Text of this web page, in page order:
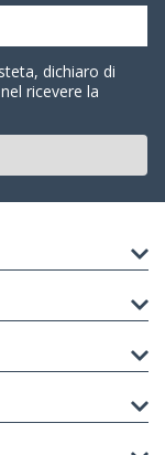
dichiaro di
ricevere la